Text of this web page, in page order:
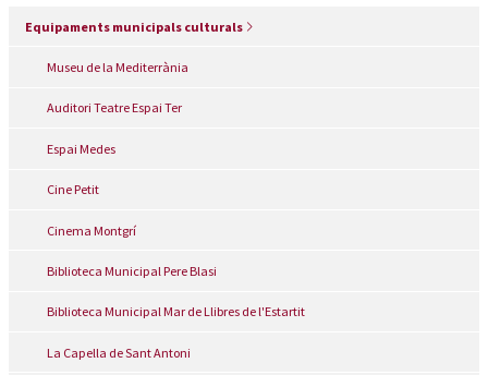
Equipaments municipals culturals
Museu de la Mediterrània
Auditori Teatre Espai Ter
Espai Medes
Cine Petit
Cinema Montgrí
Biblioteca Municipal Pere Blasi
Biblioteca Municipal Mar de Llibres de l'Estartit
La Capella de Sant Antoni